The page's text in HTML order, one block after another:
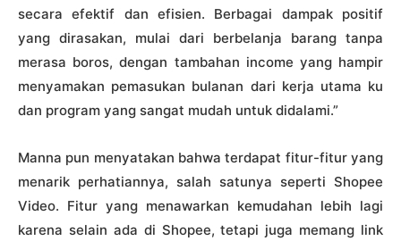
secara efektif dan efisien. Berbagai dampak positif
yang dirasakan, mulai dari berbelanja barang tanpa
merasa boros, dengan tambahan income yang hampir
menyamakan pemasukan bulanan dari kerja utama ku
dan program yang sangat mudah untuk didalami.”
Manna pun menyatakan bahwa terdapat fitur-fitur yang
menarik perhatiannya, salah satunya seperti Shopee
Video. Fitur yang menawarkan kemudahan lebih lagi
karena selain ada di Shopee, tetapi juga memang link